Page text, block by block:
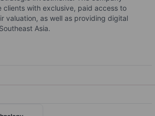
clients with exclusive, paid access to
valuation, as well as providing digital
Asia.